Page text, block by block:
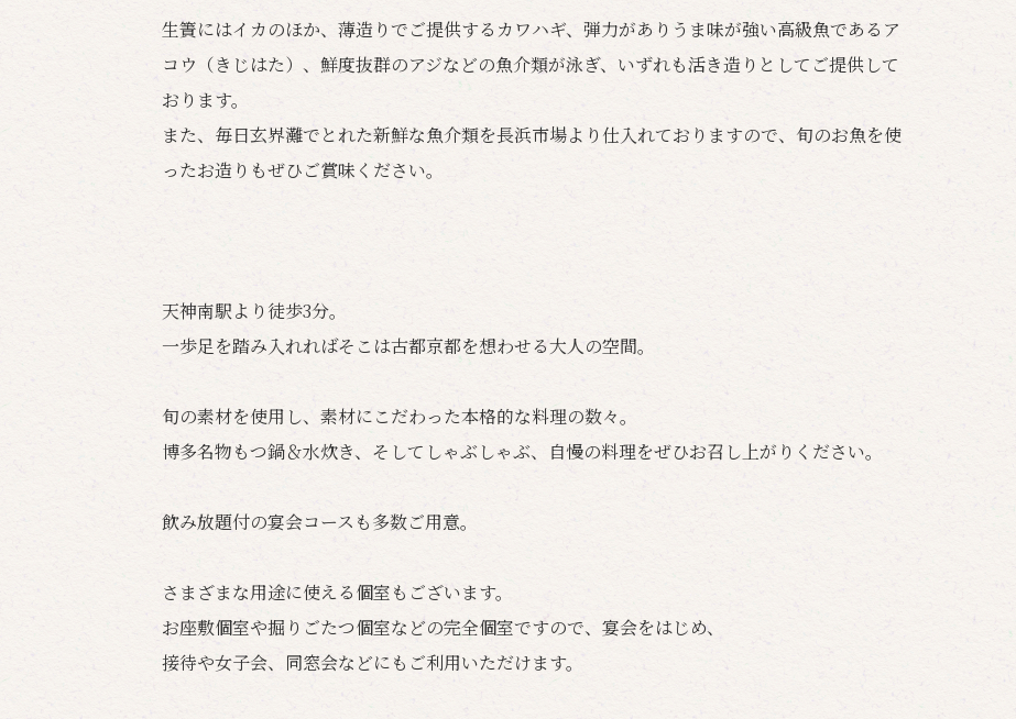
生簀にはイカのほか、薄造りでご提供するカワハギ、弾力がありうま味が強い高級魚であるア
コウ（きじはた）、鮮度抜群のアジなどの魚介類が泳ぎ、いずれも活き造りとしてご提供して
おります。
また、毎日玄界灘でとれた新鮮な魚介類を長浜市場より仕入れておりますので、旬のお魚を使
ったお造りもぜひご賞味ください。
天神南駅より徒歩3分。
一歩足を踏み入れればそこは古都京都を想わせる大人の空間。
旬の素材を使用し、素材にこだわった本格的な料理の数々。
博多名物もつ鍋＆水炊き、そしてしゃぶしゃぶ、自慢の料理をぜひお召し上がりください。
飲み放題付の宴会コースも多数ご用意。
さまざまな用途に使える個室もございます。
お座敷個室や掘りごたつ個室などの完全個室ですので、宴会をはじめ、
接待や女子会、同窓会などにもご利用いただけます。